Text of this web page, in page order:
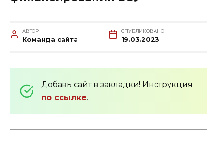
АВТОР
Команда сайта
ОПУБЛИКОВАНО
19.03.2023
Добавь сайт в закладки! Инструкция
по ссылке.